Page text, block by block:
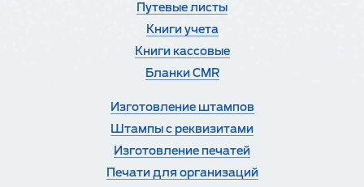
Путевые листы
Книги учета
Книги кассовые
Бланки CMR
Изготовление штампов
Штампы с реквизитами
Изготовление печатей
Печати для организаций